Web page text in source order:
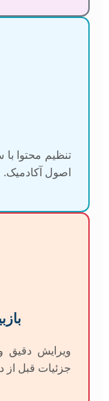
تنظیم محتوا
اصول آکادمیک.
ویرایش
جزئیات قبل از